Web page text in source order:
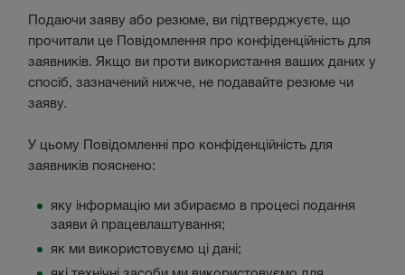
Подаючи заяву або резюме, ви підтверджуєте, що
прочитали це Повідомлення про конфіденційність для
заявників. Якщо ви проти використання ваших даних у
спосіб, зазначений нижче, не подавайте резюме чи
заяву.
У цьому Повідомленні про конфіденційність для
заявників пояснено:
яку інформацію ми збираємо в процесі подання
заяви й працевлаштування;
як ми використовуємо ці дані;